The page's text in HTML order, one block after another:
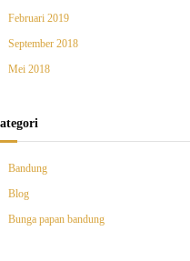
Februari 2019
September 2018
Mei 2018
Bandung
Blog
Bunga papan bandung